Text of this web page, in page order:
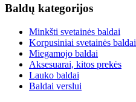
Baldų kategorijos
Minkšti svetainės baldai
Korpusiniai svetainės baldai
Miegamojo baldai
Aksesuarai, kitos prekės
Lauko baldai
Baldai verslui